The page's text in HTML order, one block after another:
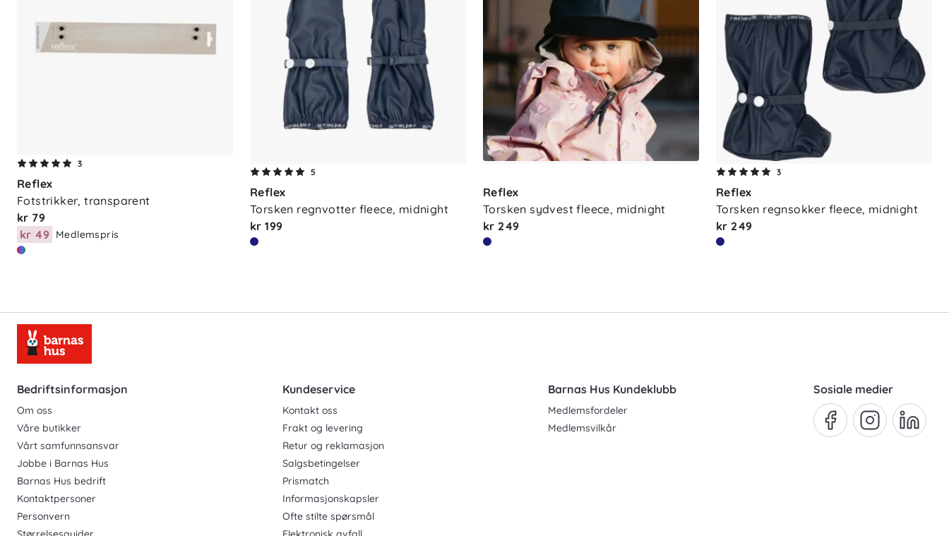
3
Reflex
Fotstrikker, transparent
kr 79
kr 49
Medlemspris
5
Reflex
Torsken regnvotter fleece, midnight
kr 199
Reflex
Torsken sydvest fleece, midnight
kr 249
3
Reflex
Torsken regnsokker fleece, midnight
kr 249
Bedriftsinformasjon
Om oss
Våre butikker
Vårt samfunnsansvar
Jobbe i Barnas Hus
Barnas Hus bedrift
Kontaktpersoner
Personvern
Kundeservice
Kontakt oss
Frakt og levering
Retur og reklamasjon
Salgsbetingelser
Prismatch
Informasjonskapsler
Ofte stilte spørsmål
Barnas Hus Kundeklubb
Medlemsfordeler
Medlemsvilkår
Sosiale medier